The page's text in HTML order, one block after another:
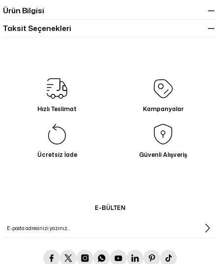
Ürün Bilgisi
Taksit Seçenekleri
Hızlı Teslimat Kampanyalar
Ücretsiz İade Güvenli Alışveriş
E-BÜLTEN